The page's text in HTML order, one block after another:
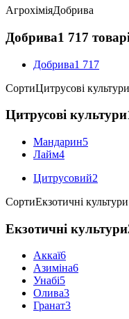
АгрохіміяДобрива
Добрива1 717
Добрива1 717
СортиЦитрусові культури
Цитрусові культури
Мандарин5
Лайм4
Цитрусовий2
СортиЕкзотичні культури
Екзотичні культури
Аккаї6
Азиміна6
Унабі5
Олива3
Гранат3